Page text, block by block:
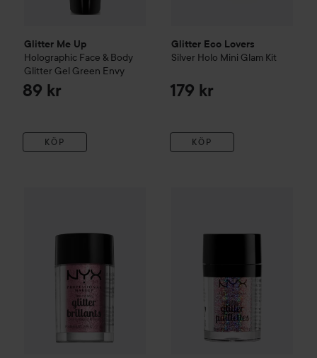
Glitter Me Up
Holographic Face & Body
Glitter Gel Green Envy
89 kr
KÖP
Glitter Eco Lovers
Silver Holo Mini Glam Kit
179 kr
KÖP